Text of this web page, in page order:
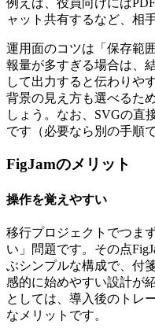
ャット共有するなど、相
運用面のコツは「保存範
報量が多すぎる場合は、
して出力すると伝わりや
背景の見え方も選べるた
しょう。なお、SVGの直
です（必要なら別の手順
FigJamのメリット
操作を覚えやすい
移行プロジェクトでつま
い」問題です。その点
ぶシンプルな構成で、付
感的に始めやすい設計が
としては、 導入後のトレ
なメリットです。